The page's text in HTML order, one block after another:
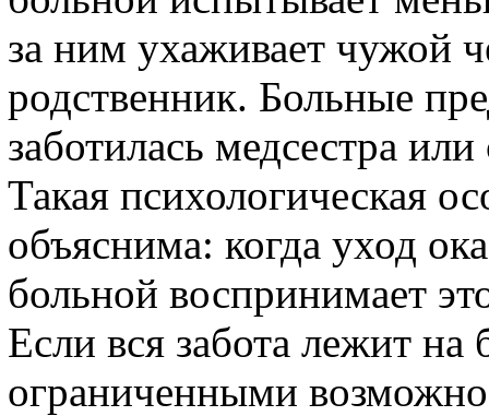
за ним ухаживает чужой
родственник. Больные
заботилась медсестра
Такая психологическая
объяснима: когда уход
больной воспринимает
Если вся забота лежит на
ограниченными